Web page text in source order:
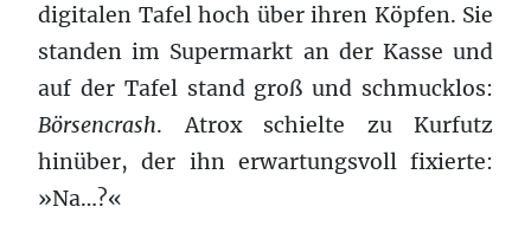
digitalen Tafel hoch über ihren Köpfen. Sie
standen im Supermarkt an der Kasse und
auf der Tafel stand groß und schmucklos:
Börsencrash. Atrox schielte zu Kurfutz
hinüber, der ihn erwartungsvoll fixierte:
»Na…?«